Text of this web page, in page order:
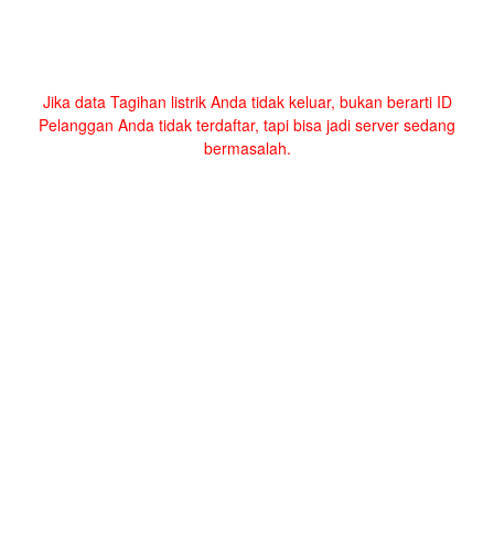
Jika data Tagihan listrik Anda tidak keluar, bukan berarti ID
Pelanggan Anda tidak terdaftar, tapi bisa jadi server sedang
bermasalah.